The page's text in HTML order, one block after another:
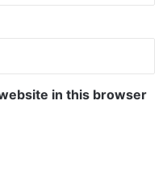
in this browser